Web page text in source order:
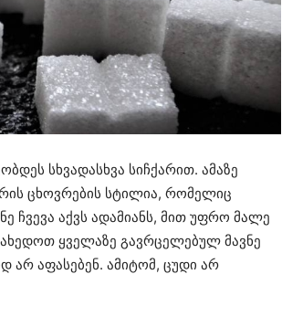
სხვადასხვა სიჩქარით. ამაზე
ცხოვრების სტილია, რომელიც
ჩვევა აქვს ადამიანს, მით უფრო მალე
ყველაზე გავრცელებულ მავნე
არ აფასებენ. ამიტომ, ცუდი არ